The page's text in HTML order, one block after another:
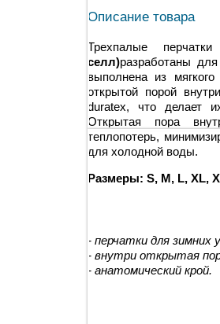
Описание товара
Трехпалые
селл)разработаны
выполнена из
открытой порой
duratex, что делает
Открытая пора
теплопотерь,
для холодной воды.
Размеры: S, M, L, XL,
- перчатки для зимних
- внутри открытая
- анатомический крой.